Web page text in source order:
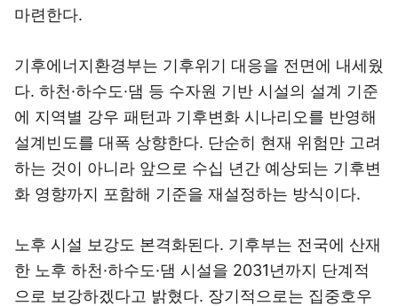
마련한다.
기후에너지환경부는 기후위기 대응을 전면에 내세웠
다. 하천·하수도·댐 등 수자원 기반 시설의 설계 기준
에 지역별 강우 패턴과 기후변화 시나리오를 반영해
설계빈도를 대폭 상향한다. 단순히 현재 위험만 고려
하는 것이 아니라 앞으로 수십 년간 예상되는 기후변
화 영향까지 포함해 기준을 재설정하는 방식이다.
노후 시설 보강도 본격화된다. 기후부는 전국에 산재
한 노후 하천·하수도·댐 시설을 2031년까지 단계적
으로 보강하겠다고 밝혔다. 장기적으로는 집중호우